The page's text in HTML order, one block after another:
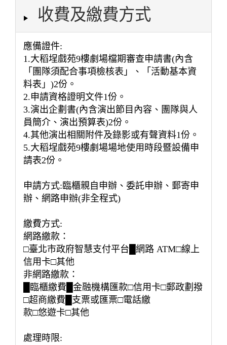
收費及繳費方式
應備證件:
1.大稻埕戲苑9樓劇場檔期審查申請書(內含
「團隊須配合事項檢核表」、「活動基本資
料表」)2份。
2.申請資格證明文件1份。
3.演出企劃書(內含演出節目內容、團隊與人
員簡介、演出預算表)2份。
4.其他演出相關附件及錄影或有聲資料1份。
5.大稻埕戲苑9樓劇場場地使用時段暨設備申
請表2份。
申請方式:臨櫃親自申辦、委託申辦、郵寄申
辦、網路申辦(非全程式)
繳費方式:
網路繳款：
□臺北市政府智慧支付平台█網路 ATM□線上
信用卡□其他
非網路繳款：
█臨櫃繳費█金融機構匯款□信用卡□郵政劃撥
□超商繳費█支票或匯票□電話繳
款□悠遊卡□其他
處理時限: